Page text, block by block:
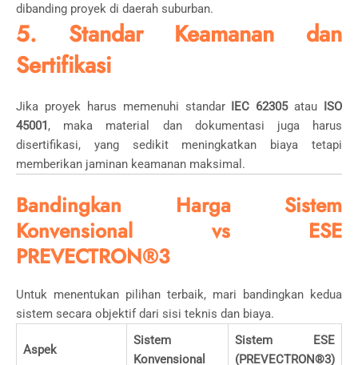
dibanding proyek di daerah suburban.
5. Standar Keamanan dan
Sertifikasi
Jika proyek harus memenuhi standar IEC 62305atau ISO
45001, maka material dan dokumentasi juga harus
disertifikasi, yang sedikit meningkatkan biaya tetapi
memberikan jaminan keamanan maksimal.
Bandingkan Harga Sistem
Konvensional vs ESE
PREVECTRON®3
Untuk menentukan pilihan terbaik, mari bandingkan kedua
sistem secara objektif dari sisi teknis dan biaya.
Aspek
Sistem
Konvensional
Sistem ESE
(PREVECTRON®3)